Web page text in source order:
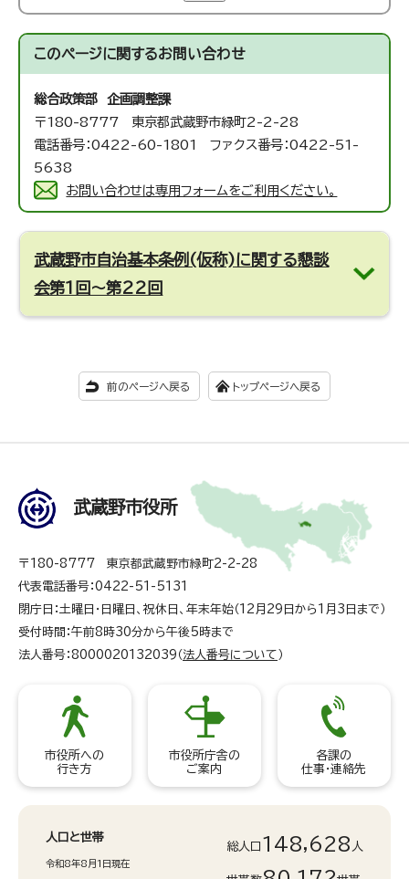
このページに関するお問い合わせ
総合政策部 企画調整課
〒180-8777 東京都武蔵野市緑町2-2-28
電話番号：0422-60-1801 ファクス番号：0422-51-
5638
お問い合わせは専用フォームをご利用ください。
武蔵野市自治基本条例(仮称)に関する懇談
会第1回～第22回
前のページへ戻る トップページへ戻る
武蔵野市役所
〒180-8777 東京都武蔵野市緑町2-2-28
代表電話番号：0422-51-5131
閉庁日：土曜日・日曜日、祝休日、年末年始（12月29日から1月3日まで）
受付時間：午前8時30分から午後5時まで
法人番号：8000020132039（ 法人番号について ）
市役所への
行き方
市役所庁舎の
ご案内
各課の
仕事・連絡先
人口と世帯
令和8年8月1日現在
総人口 148,628 人